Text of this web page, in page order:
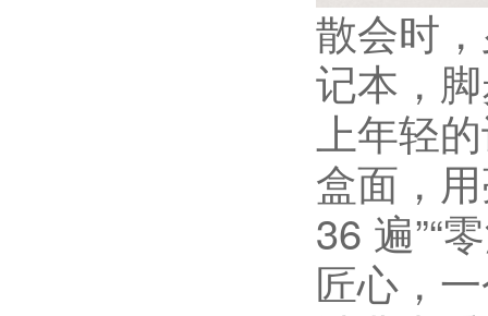
散会时
记本，
上年轻
盒面，
36 遍”“
匠心，